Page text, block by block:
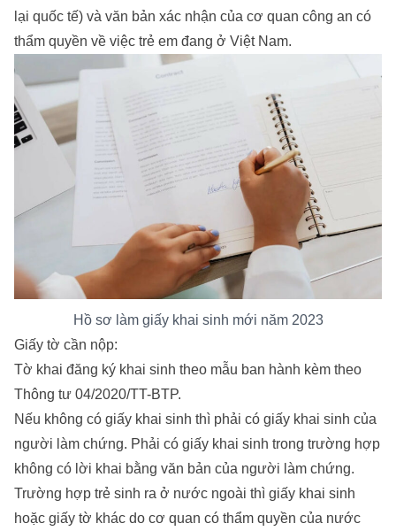
lại quốc tế) và văn bản xác nhận của cơ quan công an có
thẩm quyền về việc trẻ em đang ở Việt Nam.
Hồ sơ làm giấy khai sinh mới năm 2023
Giấy tờ cần nộp:
Tờ khai đăng ký khai sinh theo mẫu ban hành kèm theo
Thông tư 04/2020/TT-BTP.
Nếu không có giấy khai sinh thì phải có giấy khai sinh của
người làm chứng. Phải có giấy khai sinh trong trường hợp
không có lời khai bằng văn bản của người làm chứng.
Trường hợp trẻ sinh ra ở nước ngoài thì giấy khai sinh
hoặc giấy tờ khác do cơ quan có thẩm quyền của nước